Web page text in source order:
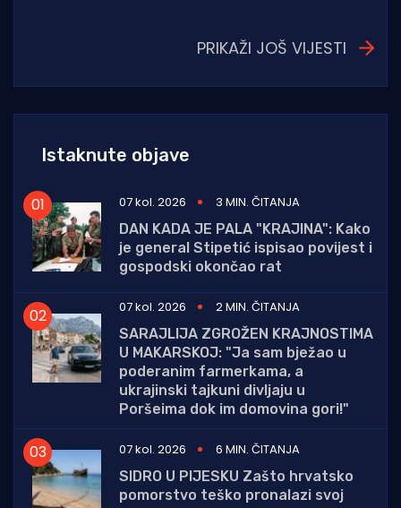
PRIKAŽI JOŠ VIJESTI
Istaknute objave
07 kol. 2026
3 MIN. ČITANJA
DAN KADA JE PALA "KRAJINA": Kako
je general Stipetić ispisao povijest i
gospodski okončao rat
07 kol. 2026
2 MIN. ČITANJA
SARAJLIJA ZGROŽEN KRAJNOSTIMA
U MAKARSKOJ: "Ja sam bježao u
poderanim farmerkama, a
ukrajinski tajkuni divljaju u
Poršeima dok im domovina gori!"
07 kol. 2026
6 MIN. ČITANJA
SIDRO U PIJESKU Zašto hrvatsko
pomorstvo teško pronalazi svoj